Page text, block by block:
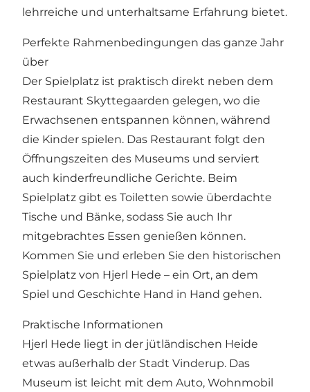
lehrreiche und unterhaltsame Erfahrung bietet.
Perfekte Rahmenbedingungen das ganze Jahr
über
Der Spielplatz ist praktisch direkt neben dem
Restaurant Skyttegaarden gelegen, wo die
Erwachsenen entspannen können, während
die Kinder spielen. Das Restaurant folgt den
Öffnungszeiten des Museums und serviert
auch kinderfreundliche Gerichte. Beim
Spielplatz gibt es Toiletten sowie überdachte
Tische und Bänke, sodass Sie auch Ihr
mitgebrachtes Essen genießen können.
Kommen Sie und erleben Sie den historischen
Spielplatz von Hjerl Hede – ein Ort, an dem
Spiel und Geschichte Hand in Hand gehen.
Praktische Informationen
Hjerl Hede liegt in der jütländischen Heide
etwas außerhalb der Stadt Vinderup. Das
Museum ist leicht mit dem Auto, Wohnmobil